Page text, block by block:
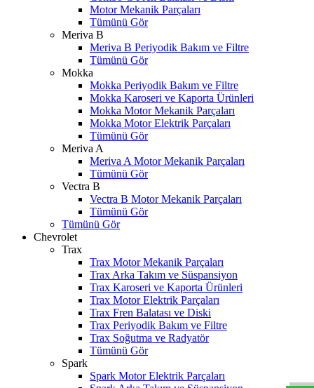
Motor Mekanik Parçaları
Tümünü Gör
Meriva B
Meriva B Periyodik Bakım ve Filtre
Tümünü Gör
Mokka
Mokka Periyodik Bakım ve Filtre
Mokka Karoseri ve Kaporta Ürünleri
Mokka Motor Mekanik Parçaları
Mokka Motor Elektrik Parçaları
Tümünü Gör
Meriva A
Meriva A Motor Mekanik Parçaları
Tümünü Gör
Vectra B
Vectra B Motor Mekanik Parçaları
Tümünü Gör
Tümünü Gör
Chevrolet
Trax
Trax Motor Mekanik Parçaları
Trax Arka Takım ve Süspansiyon
Trax Karoseri ve Kaporta Ürünleri
Trax Motor Elektrik Parçaları
Trax Fren Balatası ve Diski
Trax Periyodik Bakım ve Filtre
Trax Soğutma ve Radyatör
Tümünü Gör
Spark
Spark Motor Elektrik Parçaları